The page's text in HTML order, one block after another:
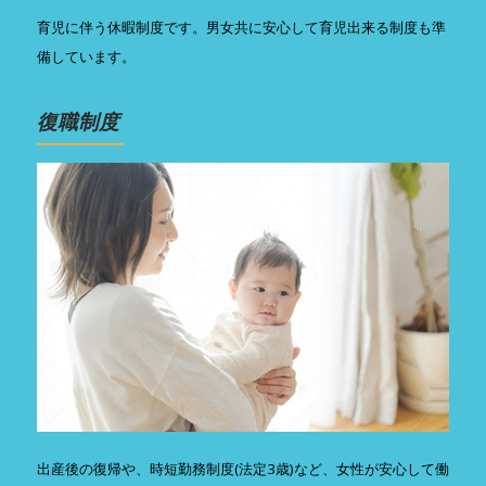
育児に伴う休暇制度です。男女共に安心して育児出来る制度も準
備しています。
復職制度
出産後の復帰や、時短勤務制度(法定3歳)など、女性が安心して働